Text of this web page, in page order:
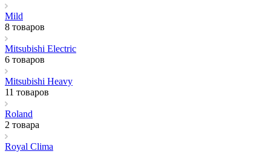
Mild
8 товаров
Mitsubishi Electric
6 товаров
Mitsubishi Heavy
11 товаров
Roland
2 товара
Royal Clima